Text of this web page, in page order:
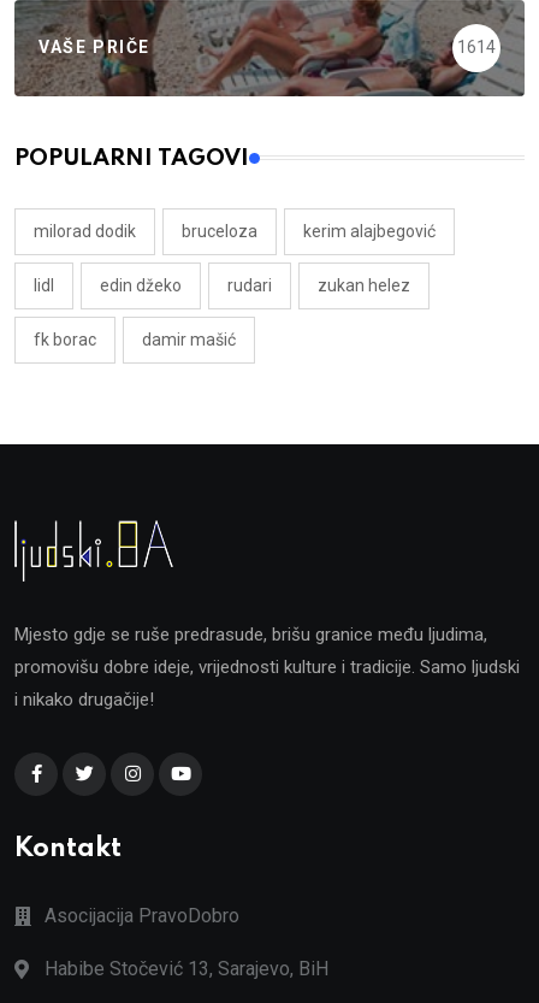
VAŠE PRIČE 1614
POPULARNI TAGOVI
milorad dodik bruceloza kerim alajbegović
lidl edin džeko rudari zukan helez
fk borac damir mašić
Mjesto gdje se ruše predrasude, brišu granice među ljudima,
promovišu dobre ideje, vrijednosti kulture i tradicije. Samo ljudski
i nikako drugačije!
Kontakt
Asocijacija PravoDobro
Habibe Stočević 13, Sarajevo, BiH